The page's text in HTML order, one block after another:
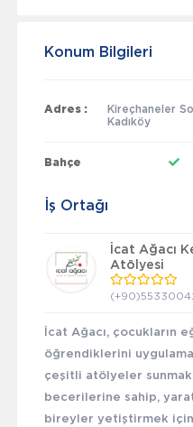
Konum Bilgileri
Adres :
Kireçhaneler
Kadıköy
Bahçe
İş Ortağı
İcat Ağacı
Atölyesi
İcat Ağacı, çocukların
öğrendiklerini uygulama
çeşitli atölyeler
becerilerine sahip,
bireyler yetiştirmek